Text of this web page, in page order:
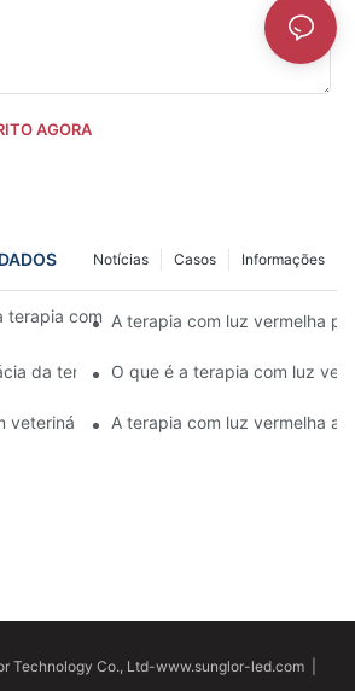
AGORA
Informações
Casos
Notícias
terapia com luz vermelha para cães com
A terapia com luz vermelha
da terapia com luz vermelha otimizada
O que é a terapia com luz
veterinário que utilize terapia com luz
A terapia com luz vermelha
Technology Co., Ltd-www.sunglor-led.com